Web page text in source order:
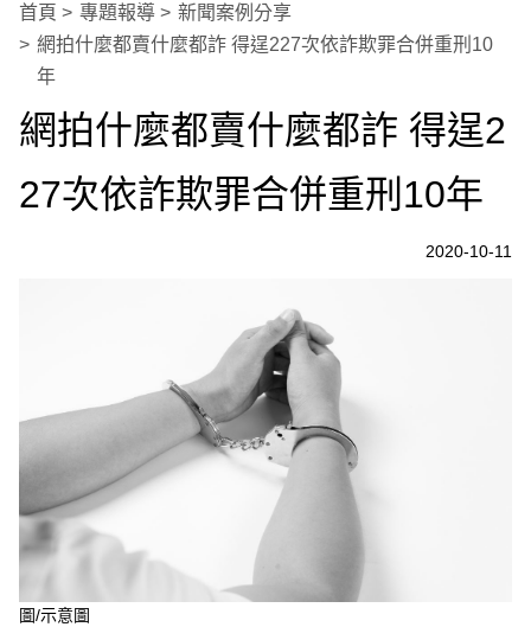
首頁 專題報導
新聞案例分享
網拍什麼都賣什麼都詐 得逞227次依詐欺罪合併重刑10
年
網拍什麼都賣什麼都詐 得逞2
27次依詐欺罪合併重刑10年
2020-10-11
圖/示意圖